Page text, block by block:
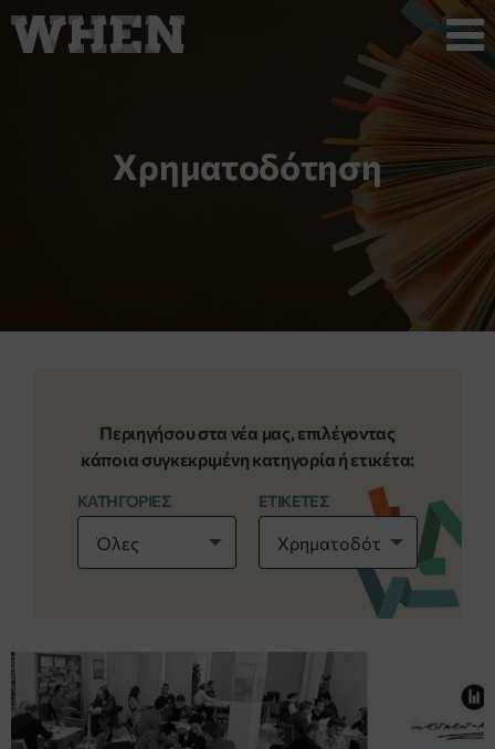
Χρηματοδότηση
Περιηγήσου στα νέα μας, επιλέγοντας
κάποια συγκεκριμένη κατηγορία ή ετικέτα:
ΚΑΤΗΓΟΡΙΕΣ ΕΤΙΚΕΤΕΣ